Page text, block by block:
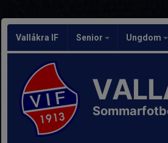
Vallåkra IF Senior Ungdom